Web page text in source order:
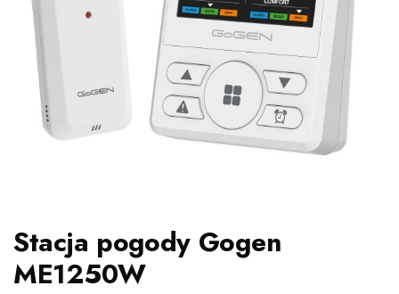
Stacja pogody Gogen
ME1250W